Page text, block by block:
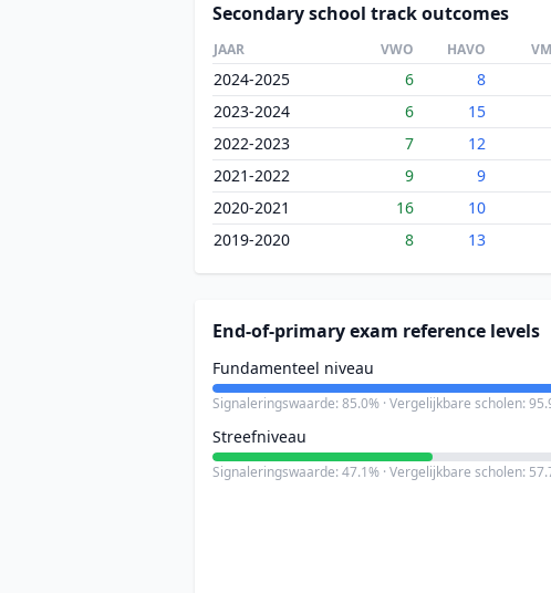
Secondary school track outcomes
JAAR VWO HAVO
2024-2025 6 8
2023-2024
6 15
2022-2023
7 12
2021-2022
9 9
2020-2021
16 10
2019-2020
8 13
End-of-primary exam reference levels
Fundamenteel niveau
Signaleringswaarde: 85.0% · Vergelijkbare scholen:
Streefniveau
Signaleringswaarde: 47.1% · Vergelijkbare scholen: